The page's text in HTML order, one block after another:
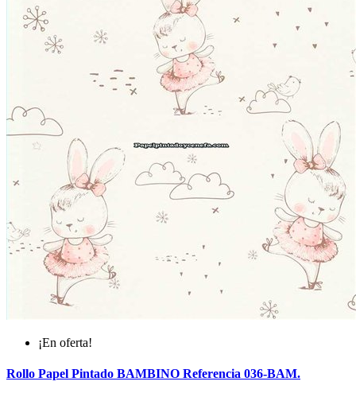
¡En oferta!
Rollo Papel Pintado BAMBINO Referencia 036-BAM.